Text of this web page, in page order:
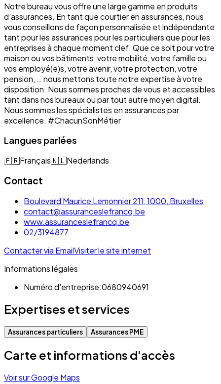
Notre bureau vous offre une large gamme en produits
d’assurances. En tant que courtier en assurances, nous
vous conseillons de façon personnalisée et indépendante
tant pour les assurances pour les particuliers que pour les
entreprises à chaque moment clef. Que ce soit pour votre
maison ou vos bâtiments, votre mobilité, votre famille ou
vos employé(e)s, votre avenir, votre protection, votre
pension, … nous mettons toute notre expertise à votre
disposition. Nous sommes proches de vous et accessibles
tant dans nos bureaux ou par tout autre moyen digital.
Nous sommes les spécialistes en assurances par
excellence. #ChacunSonMétier
Langues parlées
🇫🇷Français🇳🇱Nederlands
Contact
Boulevard Maurice Lemonnier 211, 1000, Bruxelles
contact@assuranceslefrancq.be
www.assuranceslefrancq.be
02/3194877
Contacter via EmailVisiter le site internet
Informations légales
Numéro d'entreprise:0680940691
Expertises et services
Assurances particuliers Assurances PME
Carte et informations d'accès
Voir sur Google Maps